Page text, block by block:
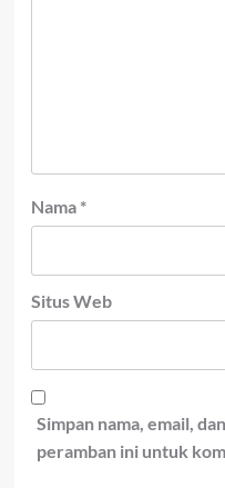
Nama *
Situs Web
Simpan nama, email,
peramban ini untuk